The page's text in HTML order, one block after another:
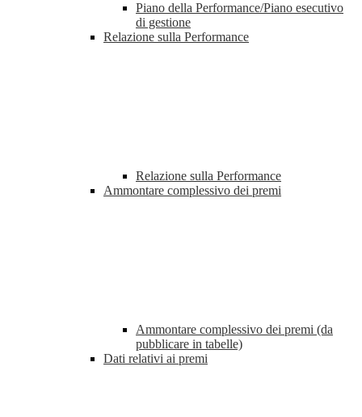
Piano della Performance/Piano esecutivo
di gestione
Relazione sulla Performance
Relazione sulla Performance
Ammontare complessivo dei premi
Ammontare complessivo dei premi (da
pubblicare in tabelle)
Dati relativi ai premi